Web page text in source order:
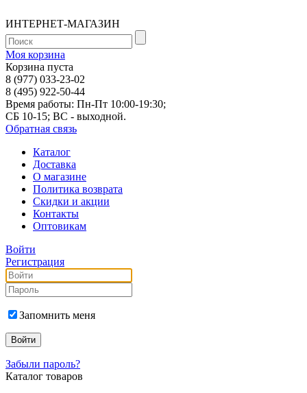
ИНТЕРНЕТ-МАГАЗИН
Моя корзина
Корзина пуста
8 (977) 033-23-02
8 (495) 922-50-44
Время работы: Пн-Пт 10:00-19:30;
СБ 10-15; ВС - выходной.
Обратная связь
Каталог
Доставка
О магазине
Политика возврата
Скидки и акции
Контакты
Оптовикам
Войти
Регистрация
Запомнить меня
Забыли пароль?
Каталог товаров